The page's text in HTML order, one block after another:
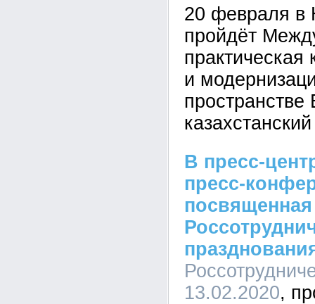
20 февраля в
пройдёт
и
пространстве
В пресс-
пресс-
13.02.2020